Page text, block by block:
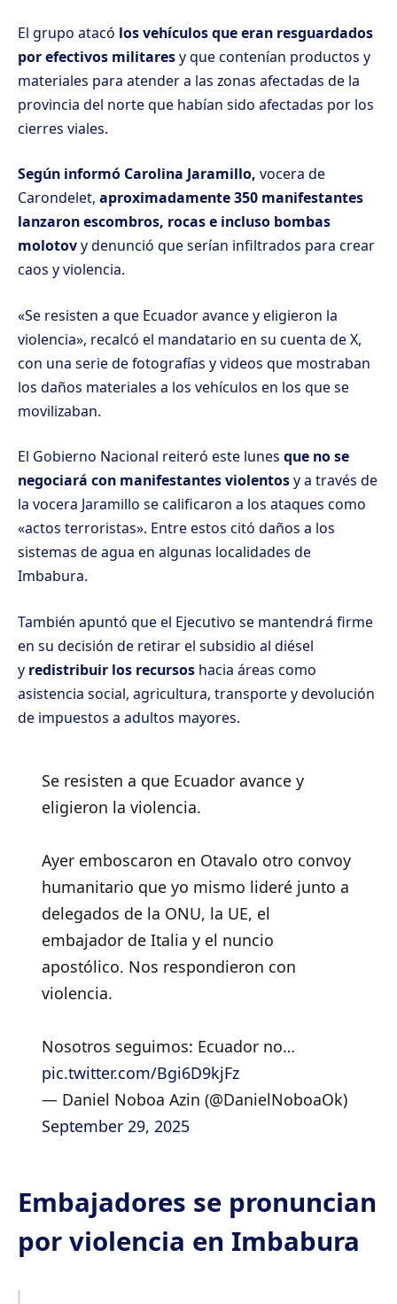
El grupo atacó los vehículos que eran resguardados
por efectivos militaresy que contenían productos y
materiales para atender a las zonas afectadas de la
provincia del norte que habían sido afectadas por los
cierres viales.
Según informó Carolina Jaramillo, vocera de
Carondelet, aproximadamente 350 manifestantes
lanzaron escombros, rocas e incluso bombas
molotovy denunció que serían infiltrados para crear
caos y violencia.
«Se resisten a que Ecuador avance y eligieron la
violencia», recalcó el mandatario en su cuenta de X,
con una serie de fotografías y videos que mostraban
los daños materiales a los vehículos en los que se
movilizaban.
El Gobierno Nacional reiteró este lunes que no se
negociará con manifestantes violentosy a través de
la vocera Jaramillo se calificaron a los ataques como
«actos terroristas». Entre estos citó daños a los
sistemas de agua en algunas localidades de
Imbabura.
También apuntó que el Ejecutivo se mantendrá firme
en su decisión de retirar el subsidio al diésel
y redistribuir los recursos hacia áreas como
asistencia social, agricultura, transporte y devolución
de impuestos a adultos mayores.
Se resisten a que Ecuador avance y
eligieron la violencia.
Ayer emboscaron en Otavalo otro convoy
humanitario que yo mismo lideré junto a
delegados de la ONU, la UE, el
embajador de Italia y el nuncio
apostólico. Nos respondieron con
violencia.
Nosotros seguimos: Ecuador no…
pic.twitter.com/Bgi6D9kjFz
— Daniel Noboa Azin (@DanielNoboaOk)
September 29, 2025
Embajadores se pronuncian
por violencia en Imbabura